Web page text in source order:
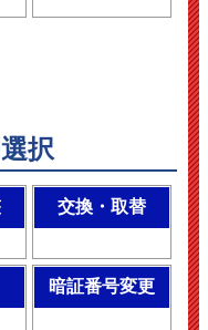
択
交換・取替
暗証番号変更